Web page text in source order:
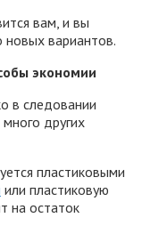
вам, и вы
новых вариантов.
экономии
в следовании
других
пластиковыми
или пластиковую
на остаток